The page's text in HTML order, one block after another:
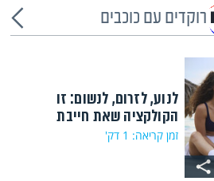
רוקדים עם כוכבים
לנוע, לזרום, לנשום: זו
הקולקציה שאת חייבת
זמן קריאה: 1 דק'